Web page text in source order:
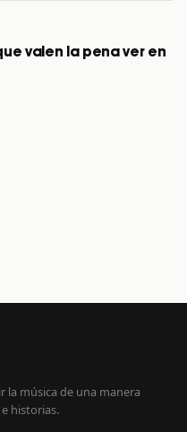
valen la pena ver en
la música de una manera
historias.